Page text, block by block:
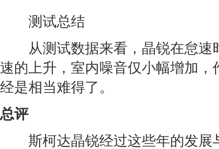
测试总结
从测试数据来看，晶锐在怠速
速的上升，室内噪音仅小幅增加
经是相当难得了。
总评
斯柯达晶锐经过这些年的发展